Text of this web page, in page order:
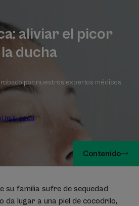
aliviar el picor
ducha
por nuestros expertos médicos
muy seca
Contenido
su familia sufre de sequedad
da lugar a una piel de cocodrilo,